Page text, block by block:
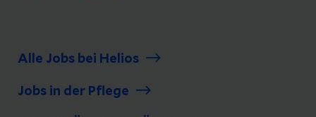
Alle Jobs bei Helios
Jobs in der Pflege